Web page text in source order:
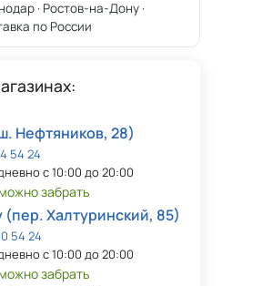
· Ростов-на-Дону ·
по России
Нефтяников, 28)
54 24
с 10:00 до 20:00
забрать
Халтуринский, 85)
54 24
с 10:00 до 20:00
забрать